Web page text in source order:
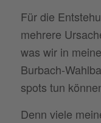
Für die
mehrere
was wir in
Burbach-
spots tun
Denn viele